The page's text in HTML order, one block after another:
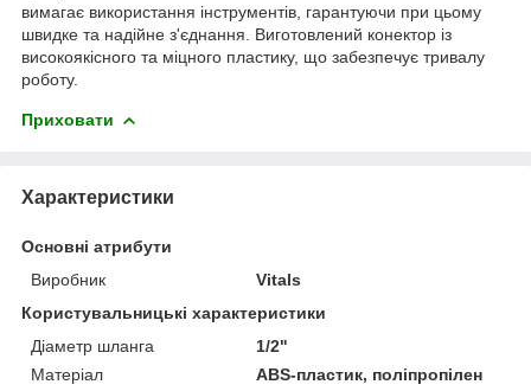
вимагає використання інструментів, гарантуючи при цьому
швидке та надійне з'єднання. Виготовлений конектор із
високоякісного та міцного пластику, що забезпечує тривалу
роботу.
Приховати
Характеристики
Основні атрибути
Виробник
Vitals
Користувальницькі характеристики
Діаметр шланга
1/2"
Матеріал
ABS-пластик, поліпропілен